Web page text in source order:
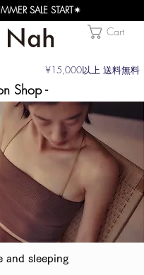
SALE START✴︎
Cart
¥15,000以上 送料無料
Shop -
and sleeping